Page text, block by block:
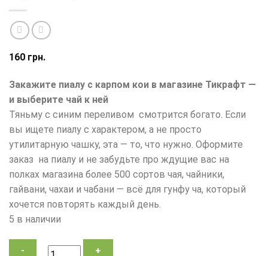
160 грн.
Закажите пиалу с карпом кои в магазине Тикрафт —
и выберите чай к ней
Тяньму с синим переливом смотрится богато. Если
вы ищете пиалу с характером, а не просто
утилитарную чашку, эта — то, что нужно. Оформите
заказ на пиалу и не забудьте про ждущие вас на
полках магазина более 500 сортов чая, чайники,
гайвани, чахаи и чабани — всё для гунфу ча, который
хочется повторять каждый день.
5 в наличии